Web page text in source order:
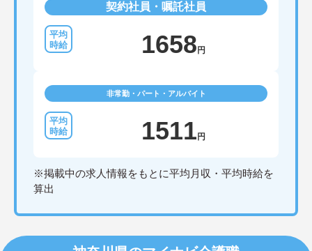
契約社員・嘱託社員
1658 円
非常勤・パート・アルバイト
1511 円
※掲載中の求人情報をもとに平均月収・平均時給を
算出